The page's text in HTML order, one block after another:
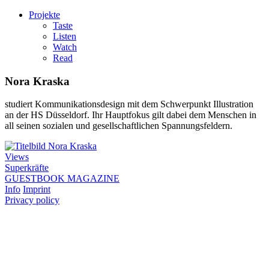
Projekte
Taste
Listen
Watch
Read
Nora Kraska
studiert Kommunikationsdesign mit dem Schwerpunkt Illustration
an der HS Düsseldorf. Ihr Hauptfokus gilt dabei dem Menschen in
all seinen sozialen und gesellschaftlichen Spannungsfeldern.
Views
Superkräfte
GUESTBOOK MAGAZINE
Info Imprint
Privacy policy